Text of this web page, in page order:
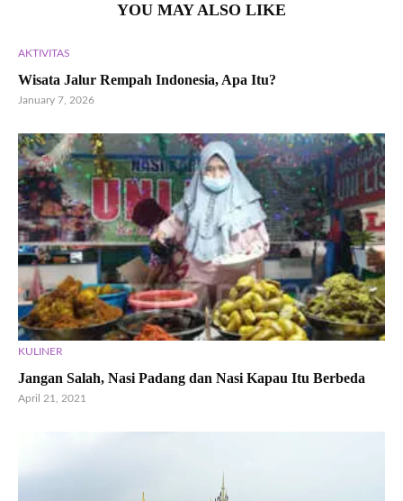
YOU MAY ALSO LIKE
AKTIVITAS
Wisata Jalur Rempah Indonesia, Apa Itu?
January 7, 2026
KULINER
Jangan Salah, Nasi Padang dan Nasi Kapau Itu Berbeda
April 21, 2021